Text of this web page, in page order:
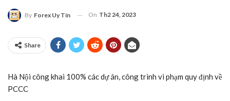
By Forex Uy Tín On Th2 24, 2023
Share
Hà Nội công khai 100% các dự án, công trình vi phạm quy định về
PCCC